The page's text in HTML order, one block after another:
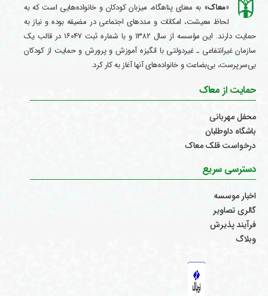
«معاک» به معنای پناهگاه، میزبان کودکان و خانواده‌هایی است که به
لحاظ معیشت، امکانات و مددهای اجتماعی در مضیقه بوده و نیاز به
حمایت دارند. این مؤسسه از سال ۱۳۸۲ و با شماره ثبت ۱۶۰۴۷ در قالب یک
سازمان غیرانتفاعی ـ غیردولتی با انگیزه آموزش و پرورش و حمایت از کودکان
بی‌سرپرست، بی‌بضاعت و خانواده‌های آنها آغاز به کار کرد.
حمایت از معاک
محفل مهربانی
باشگاه داوطلبان
درخواست قلک معاک
دسترسی سریع
اخبار موسسه
گالری تصاویر
فرآیند پذیرش
وبلاگ